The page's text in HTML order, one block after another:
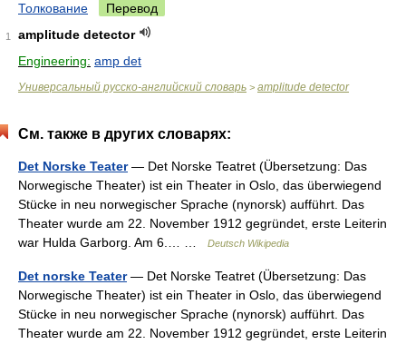
Толкование Перевод
1
amplitude detector
Engineering: amp det
Универсальный русско-английский словарь > amplitude detector
См. также в других словарях:
Det Norske Teater— Det Norske Teatret (Übersetzung: Das
Norwegische Theater) ist ein Theater in Oslo, das überwiegend
Stücke in neu norwegischer Sprache (nynorsk) aufführt. Das
Theater wurde am 22. November 1912 gegründet, erste Leiterin
war Hulda Garborg. Am 6.… …
Deutsch Wikipedia
Det norske Teater— Det Norske Teatret (Übersetzung: Das
Norwegische Theater) ist ein Theater in Oslo, das überwiegend
Stücke in neu norwegischer Sprache (nynorsk) aufführt. Das
Theater wurde am 22. November 1912 gegründet, erste Leiterin